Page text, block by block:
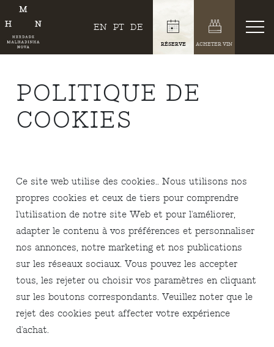
EN PT DE
RÉSERVE ACHETER VIN
POLITIQUE DE
COOKIES
Ce site web utilise des cookies.. Nous utilisons nos
propres cookies et ceux de tiers pour comprendre
l'utilisation de notre site Web et pour l'améliorer,
adapter le contenu à vos préférences et personnaliser
nos annonces, notre marketing et nos publications
sur les réseaux sociaux. Vous pouvez les accepter
tous, les rejeter ou choisir vos paramètres en cliquant
sur les boutons correspondants. Veuillez noter que le
rejet des cookies peut affecter votre expérience
d'achat.